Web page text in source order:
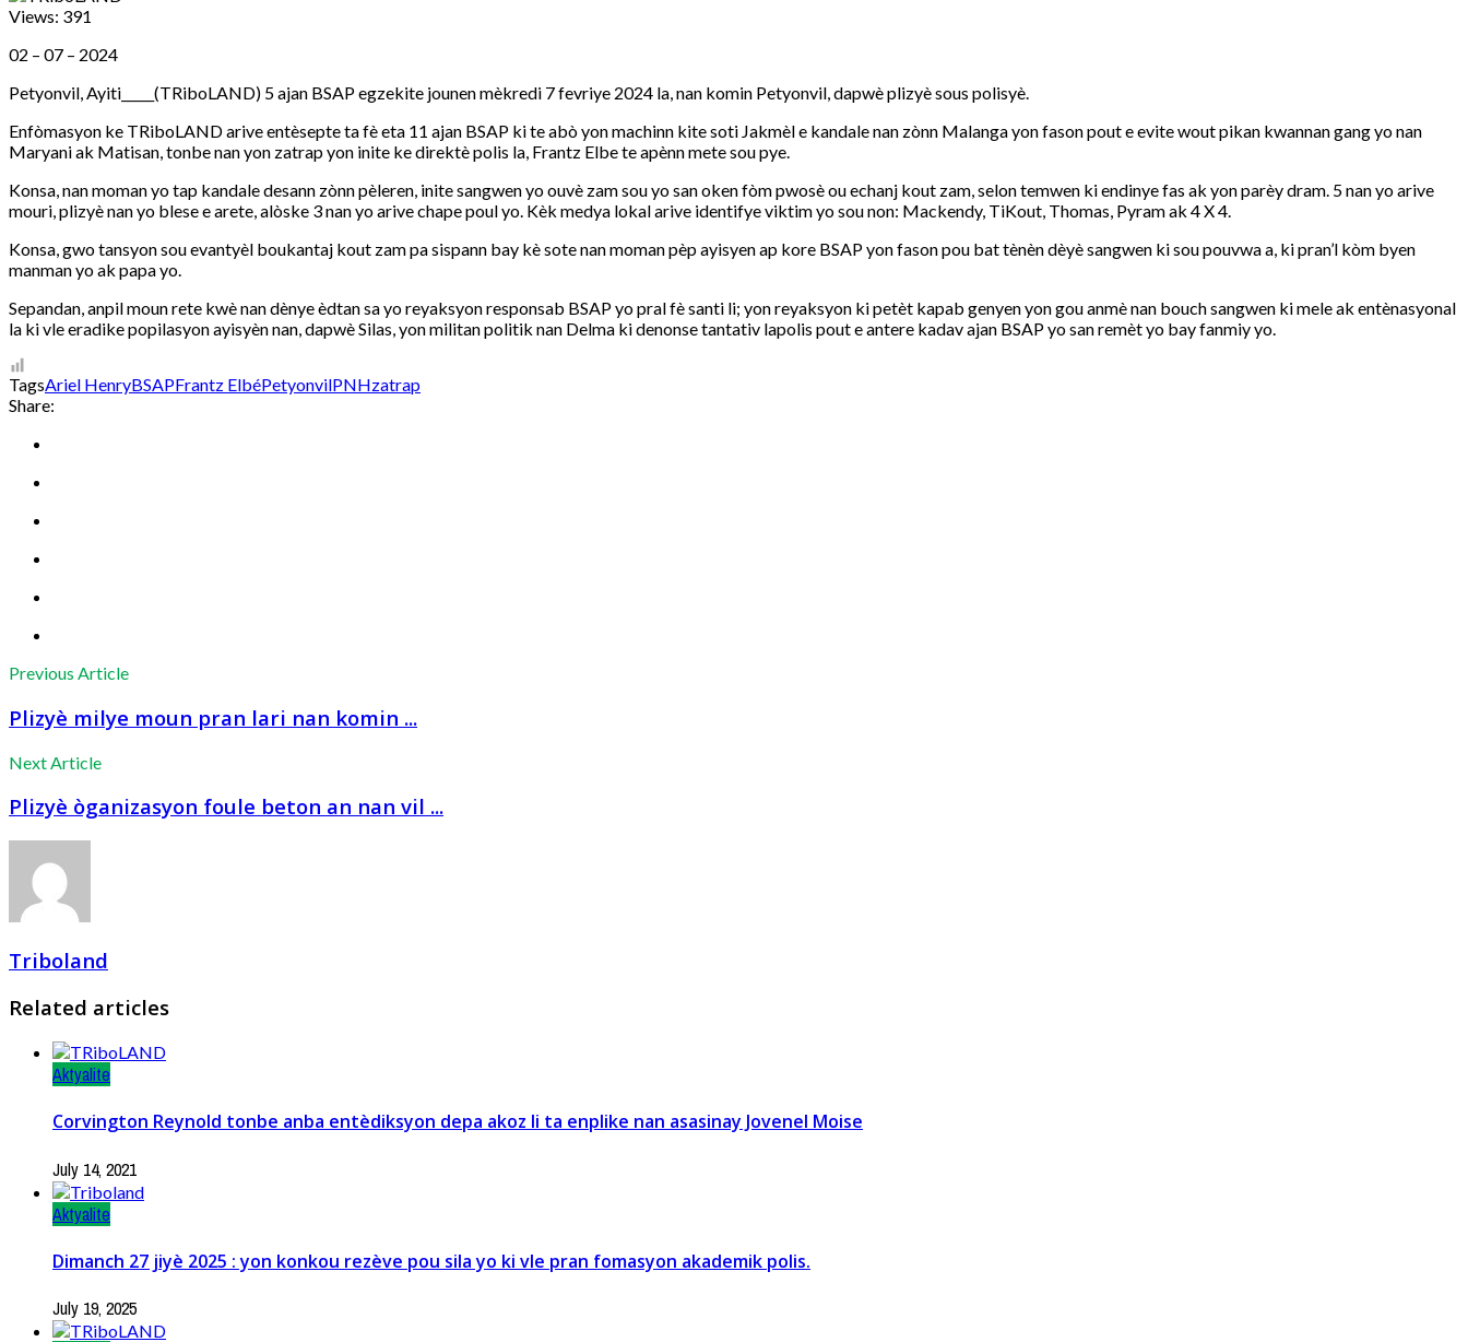
Views: 391
02 – 07 – 2024
Petyonvil, Ayiti_____(TRiboLAND) 5 ajan BSAP egzekite jounen mèkredi 7 fevriye 2024 la, nan komin Petyonvil, dapwè plizyè sous polisyè.
Enfòmasyon ke TRiboLAND arive entèsepte ta fè eta 11 ajan BSAP ki te abò yon machinn kite soti Jakmèl e kandale nan zònn Malanga yon fason pout e evite wout pikan kwannan gang yo nan
Maryani ak Matisan, tonbe nan yon zatrap yon inite ke direktè polis la, Frantz Elbe te apènn mete sou pye.
Konsa, nan moman yo tap kandale desann zònn pèleren, inite sangwen yo ouvè zam sou yo san oken fòm pwosè ou echanj kout zam, selon temwen ki endinye fas ak yon parèy dram. 5 nan yo arive
mouri, plizyè nan yo blese e arete, alòske 3 nan yo arive chape poul yo. Kèk medya lokal arive identifye viktim yo sou non: Mackendy, TiKout, Thomas, Pyram ak 4 X 4.
Konsa, gwo tansyon sou evantyèl boukantaj kout zam pa sispann bay kè sote nan moman pèp ayisyen ap kore BSAP yon fason pou bat tènèn dèyè sangwen ki sou pouvwa a, ki pran’l kòm byen
manman yo ak papa yo.
Sepandan, anpil moun rete kwè nan dènye èdtan sa yo reyaksyon responsab BSAP yo pral fè santi li; yon reyaksyon ki petèt kapab genyen yon gou anmè nan bouch sangwen ki mele ak entènasyonal
la ki vle eradike popilasyon ayisyèn nan, dapwè Silas, yon militan politik nan Delma ki denonse tantativ lapolis pout e antere kadav ajan BSAP yo san remèt yo bay fanmiy yo.
TagsAriel HenryBSAPFrantz ElbéPetyonvilPNHzatrap
Share:
Previous Article
Plizyè milye moun pran lari nan komin ...
Next Article
Plizyè òganizasyon foule beton an nan vil ...
Triboland
Related articles
Aktyalite
Corvington Reynold tonbe anba entèdiksyon depa akoz li ta enplike nan asasinay Jovenel Moise
July 14, 2021
Aktyalite
Dimanch 27 jiyè 2025 : yon konkou rezève pou sila yo ki vle pran fomasyon akademik polis.
July 19, 2025